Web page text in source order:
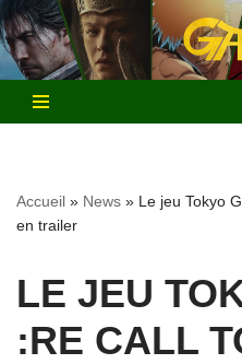
Aller
au
contenu
Accueil » News » Le jeu Tokyo
en trailer
LE JEU
:RE CALL